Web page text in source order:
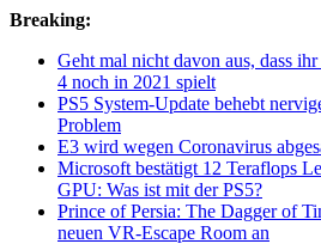
Breaking:
Geht mal nicht davon aus, dass
4 noch in 2021 spielt
PS5 System-Update behebt
Problem
E3 wird wegen Coronavirus
Microsoft bestätigt 12 Teraflops
GPU: Was ist mit der PS5?
Prince of Persia: The Dagger of
neuen VR-Escape Room an